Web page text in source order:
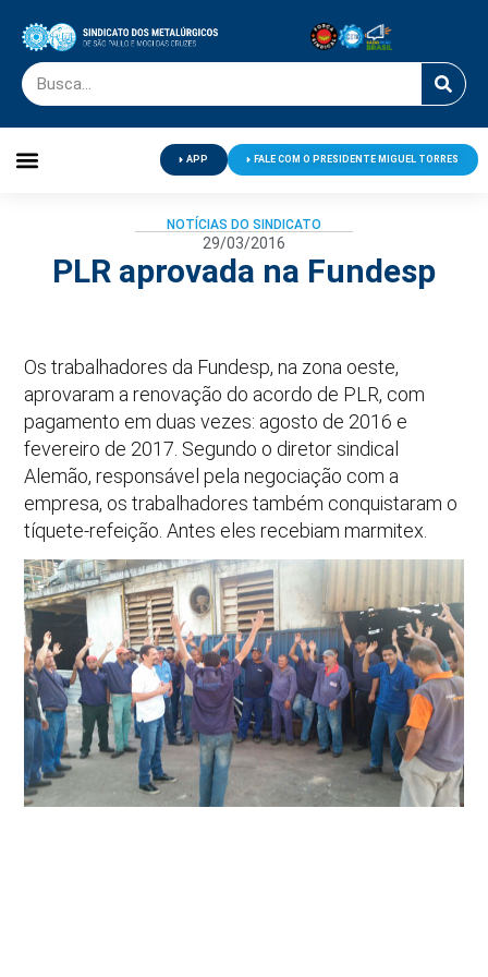
APP FALE COM O PRESIDENTE MIGUEL TORRES
NOTÍCIAS DO SINDICATO
29/03/2016
PLR aprovada na Fundesp
Os trabalhadores da Fundesp, na zona oeste,
aprovaram a renovação do acordo de PLR, com
pagamento em duas vezes: agosto de 2016 e
fevereiro de 2017. Segundo o diretor sindical
Alemão, responsável pela negociação com a
empresa, os trabalhadores também conquistaram o
tíquete-refeição. Antes eles recebiam marmitex.